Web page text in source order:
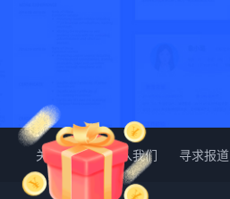
关于我们 加入我们 寻求报道